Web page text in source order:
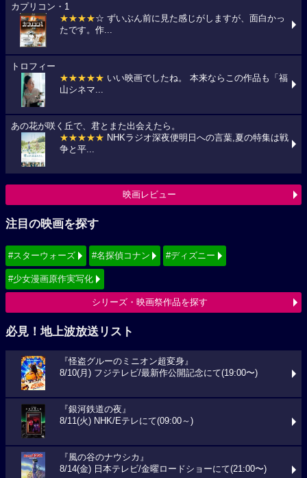
カプリコン・1
★★★★☆ ずいぶん前に見た感じがしますが、面白かっ
たです。作...
トロフィー
★★★★★ いい映画でしたね。 本来ならこの作品も「福
山シネマ...
あの花が咲く丘で、君とまた出会えたら。
★★★★★ NHKラジオ深夜便明日への言葉,夏の特集は戦
争と平...
映画レビュー
注目の映画を探す
#スターウォーズ #名探偵コナン #ディズニー
#少女漫画原作実写化
シリーズ・映画祭作品を探す
必見！地上波放送リスト
『怪盗グルーのミニオン超変身』
8/10(月) フジテレビ/最新作公開記念にて(19:00〜)
『銀河鉄道の夜』
8/11(火) NHK/Eテレにて(09:00～)
『風の谷のナウシカ』
8/14(金) 日本テレビ/金曜ロードショーにて(21:00〜)